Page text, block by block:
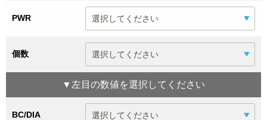
PWR
個数
▼ 左目 の数値を選択してください
BC/DIA